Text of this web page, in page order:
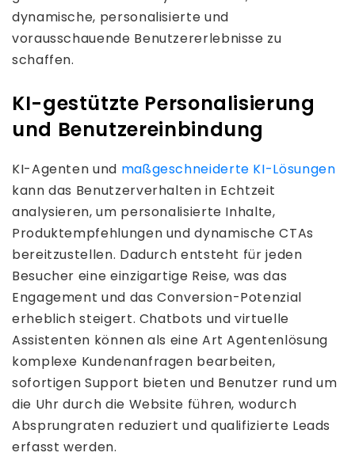
dynamische, personalisierte und
vorausschauende Benutzererlebnisse zu
schaffen.
KI-gestützte Personalisierung
und Benutzereinbindung
KI-Agenten und maßgeschneiderte KI-Lösungen
kann das Benutzerverhalten in Echtzeit
analysieren, um personalisierte Inhalte,
Produktempfehlungen und dynamische CTAs
bereitzustellen. Dadurch entsteht für jeden
Besucher eine einzigartige Reise, was das
Engagement und das Conversion-Potenzial
erheblich steigert. Chatbots und virtuelle
Assistenten können als eine Art Agentenlösung
komplexe Kundenanfragen bearbeiten,
sofortigen Support bieten und Benutzer rund um
die Uhr durch die Website führen, wodurch
Absprungraten reduziert und qualifizierte Leads
erfasst werden.